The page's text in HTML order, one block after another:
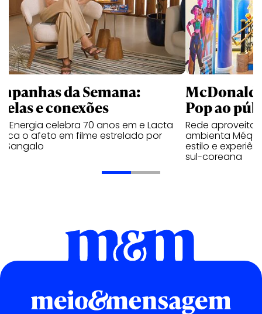
da Semana:
e conexões
Energia celebra 70 anos em e Lacta
o afeto em filme estrelado por
Sangalo
Pop ao
Rede aproveita
ambienta Méqui
estilo e
sul-coreana